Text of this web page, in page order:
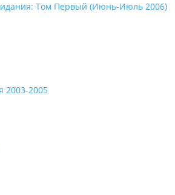
Том Первый (Июнь-Июль 2006)
2003-2005